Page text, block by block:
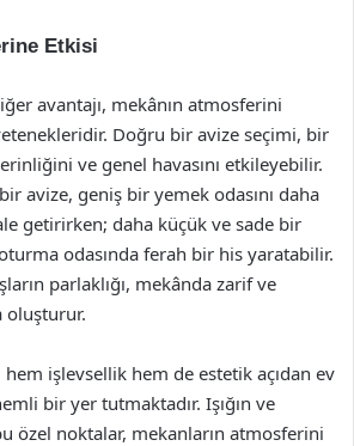
Etkisi
avantajı, mekânın atmosferini
Doğru bir avize seçimi, bir
ve genel havasını etkileyebilir.
avize, geniş bir yemek odasını daha
getirirken; daha küçük ve sade bir
odasında ferah bir his yaratabilir.
parlaklığı, mekânda zarif ve
oluşturur.
hem işlevsellik hem de estetik açıdan ev
bir yer tutmaktadır. Işığın ve
özel noktalar, mekanların atmosferini